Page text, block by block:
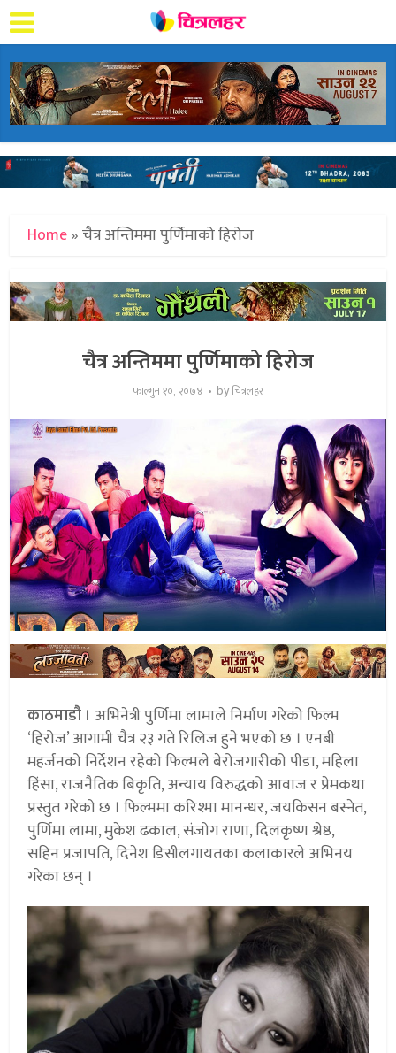
Home»चैत्र अन्तिममा पुर्णिमाको हिरोज
चैत्र अन्तिममा पुर्णिमाको हिरोज
फाल्गुन १०, २०७४ byचित्रलहर
काठमाडौ । अभिनेत्री पुर्णिमा लामाले निर्माण गरेको फिल्म
‘हिरोज’ आगामी चैत्र २३ गते रिलिज हुने भएको छ । एनबी
महर्जनको निर्देशन रहेको फिल्मले बेरोजगारीको पीडा, महिला
हिंसा, राजनैतिक बिकृति, अन्याय विरुद्धको आवाज र प्रेमकथा
प्रस्तुत गरेको छ । फिल्ममा करिश्मा मानन्धर, जयकिसन बस्नेत,
पुर्णिमा लामा, मुकेश ढकाल, संजोग राणा, दिलकृष्ण श्रेष्ठ,
सहिन प्रजापति, दिनेश डिसीलगायतका कलाकारले अभिनय
गरेका छन् ।